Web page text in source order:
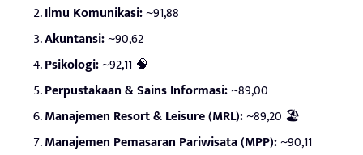
Ilmu Komunikasi:~91,88
Akuntansi:~90,62
Psikologi:~92,11 🧠
Perpustakaan & Sains Informasi:~89,00
Manajemen Resort & Leisure (MRL):~89,20 🏖️
Manajemen Pemasaran Pariwisata (MPP):~90,11